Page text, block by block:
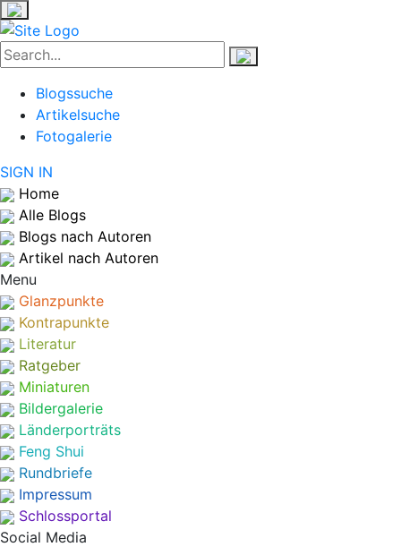
Blogssuche
Artikelsuche
Fotogalerie
SIGN IN
Home
Alle Blogs
Blogs nach Autoren
Artikel nach Autoren
Menu
Glanzpunkte
Kontrapunkte
Literatur
Ratgeber
Miniaturen
Bildergalerie
Länderporträts
Feng Shui
Rundbriefe
Impressum
Schlossportal
Social Media